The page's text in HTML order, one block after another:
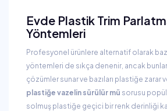
Evde Plastik Trim
Yöntemleri
Profesyonel ürünlere alternatif olarak
yöntemleri de sıkça denenir, ancak
çözümler sunar ve bazıları plastiğe zarar
plastiğe vazelin sürülür mü sorusu
solmuş plastiğe geçici bir renk derinliği